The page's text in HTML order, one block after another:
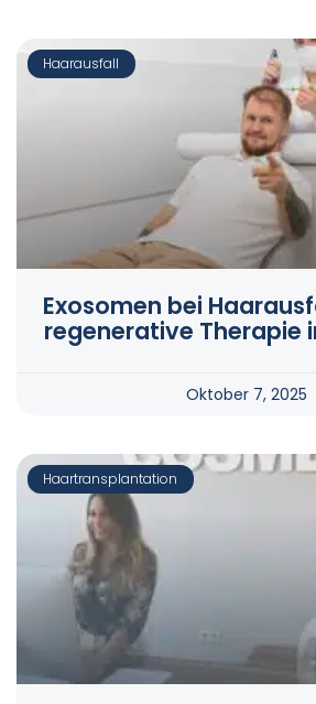
Haarausfall
Exosomen bei
regenerative Therapie
Oktober 7, 2025
Haartransplantation